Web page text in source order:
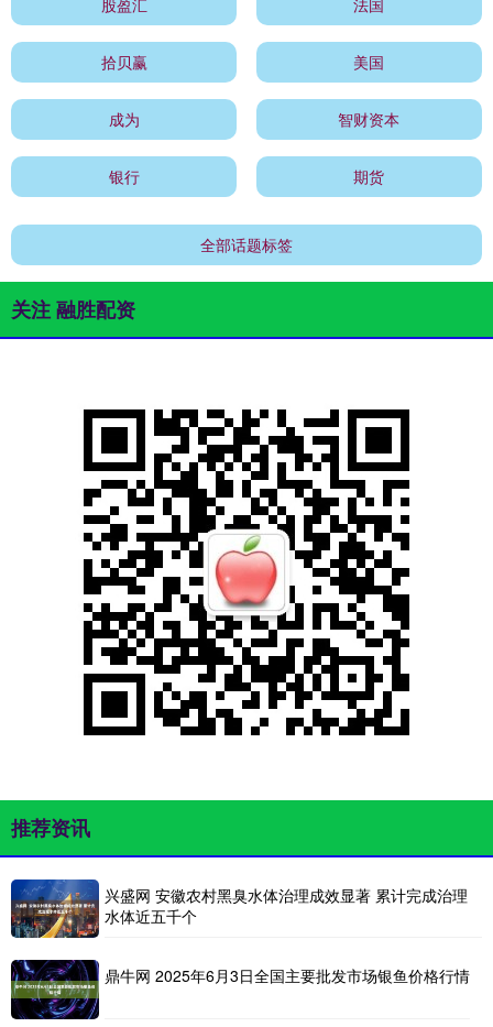
拾贝赢 美国
成为 智财资本
银行 期货
全部话题标签
关注 融胜配资
推荐资讯
兴盛网 安徽农村黑臭水体治理成效显著 累计完成治理
水体近五千个
鼎牛网 2025年6月3日全国主要批发市场银鱼价格行情